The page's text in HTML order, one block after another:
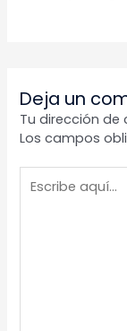
Deja un
Tu dirección de
Los campos
aquí...